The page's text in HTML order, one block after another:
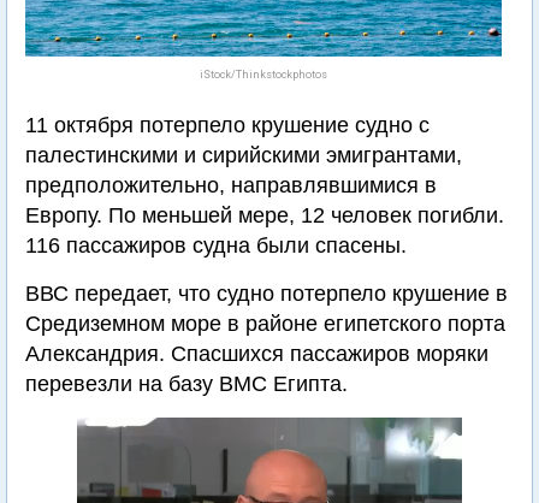
iStock/Thinkstockphotos
11 октября потерпело крушение судно с
палестинскими и сирийскими эмигрантами,
предположительно, направлявшимися в
Европу. По меньшей мере, 12 человек погибли.
116 пассажиров судна были спасены.
ВВС передает, что судно потерпело крушение в
Средиземном море в районе египетского порта
Александрия. Спасшихся пассажиров моряки
перевезли на базу ВМС Египта.